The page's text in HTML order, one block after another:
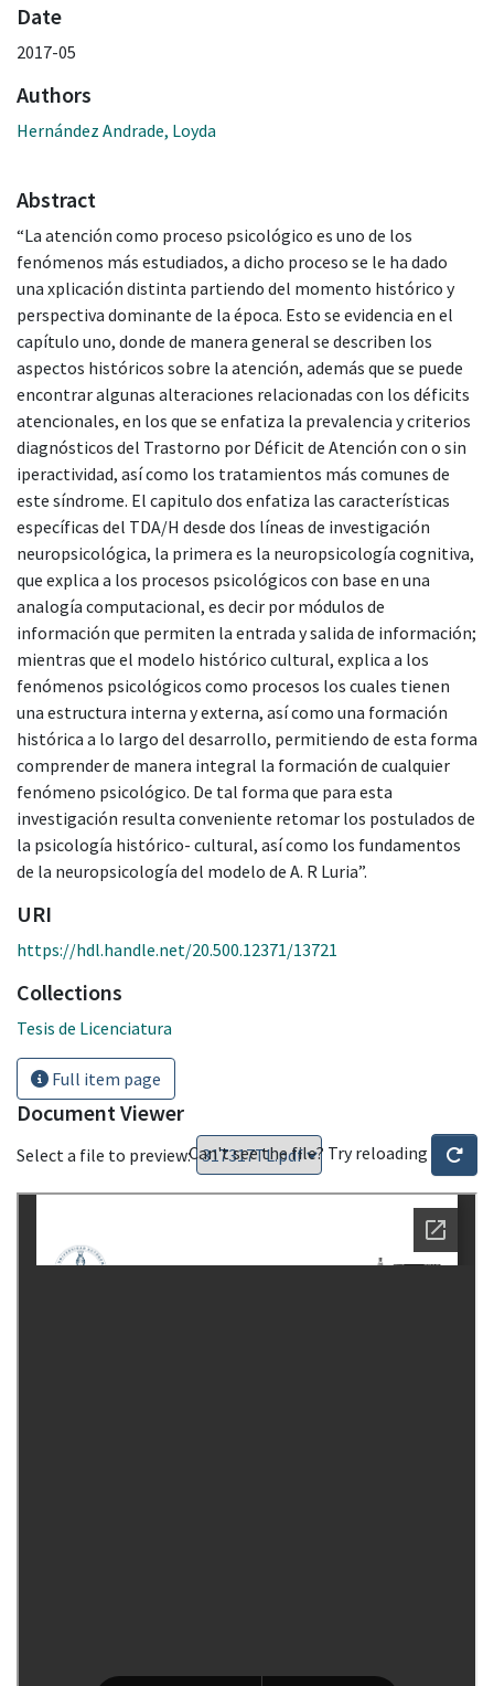
Date
2017-05
Authors
Hernández Andrade, Loyda
Abstract
“La atención como proceso psicológico es uno de los
fenómenos más estudiados, a dicho proceso se le ha dado
una xplicación distinta partiendo del momento histórico y
perspectiva dominante de la época. Esto se evidencia en el
capítulo uno, donde de manera general se describen los
aspectos históricos sobre la atención, además que se puede
encontrar algunas alteraciones relacionadas con los déficits
atencionales, en los que se enfatiza la prevalencia y criterios
diagnósticos del Trastorno por Déficit de Atención con o sin
iperactividad, así como los tratamientos más comunes de
este síndrome. El capitulo dos enfatiza las características
específicas del TDA/H desde dos líneas de investigación
neuropsicológica, la primera es la neuropsicología cognitiva,
que explica a los procesos psicológicos con base en una
analogía computacional, es decir por módulos de
información que permiten la entrada y salida de información;
mientras que el modelo histórico cultural, explica a los
fenómenos psicológicos como procesos los cuales tienen
una estructura interna y externa, así como una formación
histórica a lo largo del desarrollo, permitiendo de esta forma
comprender de manera integral la formación de cualquier
fenómeno psicológico. De tal forma que para esta
investigación resulta conveniente retomar los postulados de
la psicología histórico- cultural, así como los fundamentos
de la neuropsicología del modelo de A. R Luria”.
URI
https://hdl.handle.net/20.500.12371/13721
Collections
Tesis de Licenciatura
Full item page
Document Viewer
Select a file to preview:Can't see the file? Try reloading